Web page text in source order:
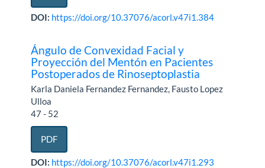
DOI: https://doi.org/10.37076/acorl.v47i1.384
Ángulo de Convexidad Facial y
Proyección del Mentón en Pacientes
Postoperados de Rinoseptoplastia
Karla Daniela Fernandez Fernandez, Fausto Lopez
Ulloa
47 - 52
PDF
DOI: https://doi.org/10.37076/acorl.v47i1.293